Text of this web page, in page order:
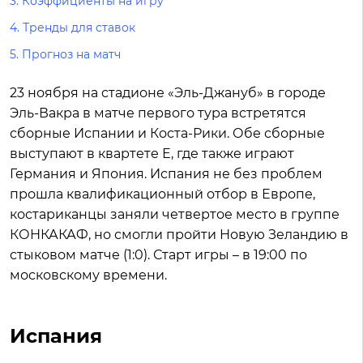
4. Тренды для ставок
5. Прогноз на матч
23 ноября на стадионе «Эль-Джануб» в городе
Эль-Вакра в матче первого тура встретятся
сборные Испании и Коста-Рики. Обе сборные
выступают в квартете Е, где также играют
Германия и Япония. Испания не без проблем
прошла квалификационный отбор в Европе,
костариканцы заняли четвертое место в группе
КОНКАКАФ, но смогли пройти Новую Зеландию в
стыковом матче (1:0). Старт игры – в 19:00 по
московскому времени.
Испания